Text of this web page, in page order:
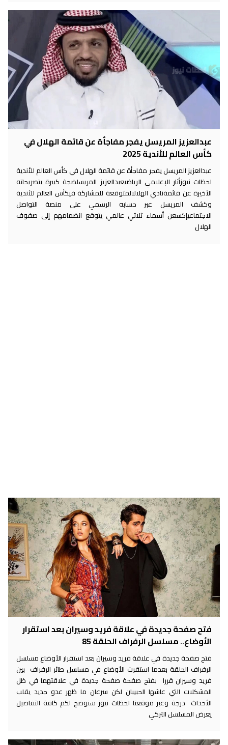
عبدالعزيز المريسل يفجر مفاجأة عن قائمة الهلال في
كأس العالم للأندية 2025
عبدالعزيز المريسل يفجر مفاجأة عن قائمة الهلال في كأس العالم للأندية
لحظات نيوزأثار الإعلامي الرياضيعبدالعزيز المريسلضجة كبيرة بتصريحاته
الأخيرة عن قائمةنادي الهلالالمتوقعة للمشاركة فيكأس العالم للأندية
وكشف المريسل عبر حسابه الرسمي على منصة التواصل
الاجتماعيإكسعن أسماء ثلاثي عالمي يتوقع انضمامهم إلى صفوف
الهلال
فتح صفحة جديدة في علاقة فريد وسيران بعد استقرار
الأوضاع.. مسلسل الرفراف الحلقة 85
فتح صفحة جديدة في علاقة فريد وسيران بعد استقرار الأوضاع مسلسل
الرفراف الحلقة بعدما استقرت الأوضاع في مسلسل طائر الرفراف بين
فريد وسيران قررا بفتح صفحة صفحة جديدة في علاقتهما في ظل
المشكلات التي عاشها الحبيبان لكن سرعان ما ظهر عدو جديد يقلب
الأحداث درجة وعبر موقعنا لحظات نيوز سنوضح لكم كافة التفاصيل
يعرض المسلسل التركي